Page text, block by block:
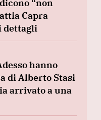
“non
Capra
dettagli
hanno
di Alberto Stasi
arrivato a una